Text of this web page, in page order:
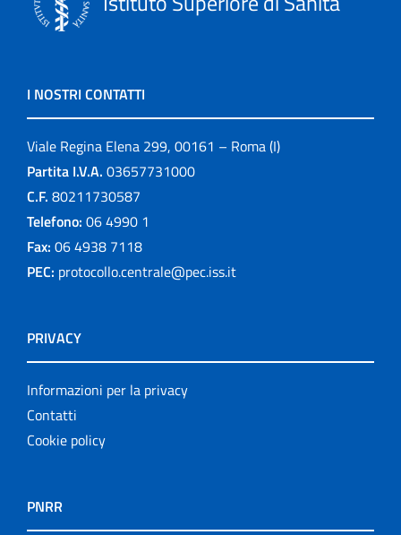
I NOSTRI CONTATTI
Viale Regina Elena 299, 00161 – Roma (I)
Partita I.V.A. 03657731000
C.F. 80211730587
Telefono: 06 4990 1
Fax: 06 4938 7118
PEC: protocollo.centrale@pec.iss.it
PRIVACY
Informazioni per la privacy
Contatti
Cookie policy
PNRR